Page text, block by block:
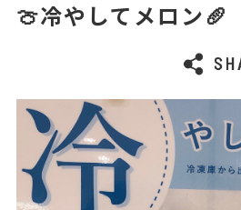
🍈冷やしてメロン🥖